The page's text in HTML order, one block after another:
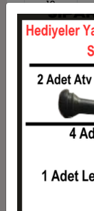
10
11
Taksit